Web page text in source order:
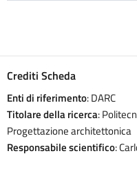
Crediti Scheda
Enti di riferimento: DARC
Titolare della ricerca:
Progettazione architettonica
Responsabile scientifico: